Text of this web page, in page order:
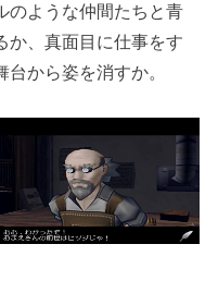
のような仲間たちと青
か、真面目に仕事をす
から姿を消すか。